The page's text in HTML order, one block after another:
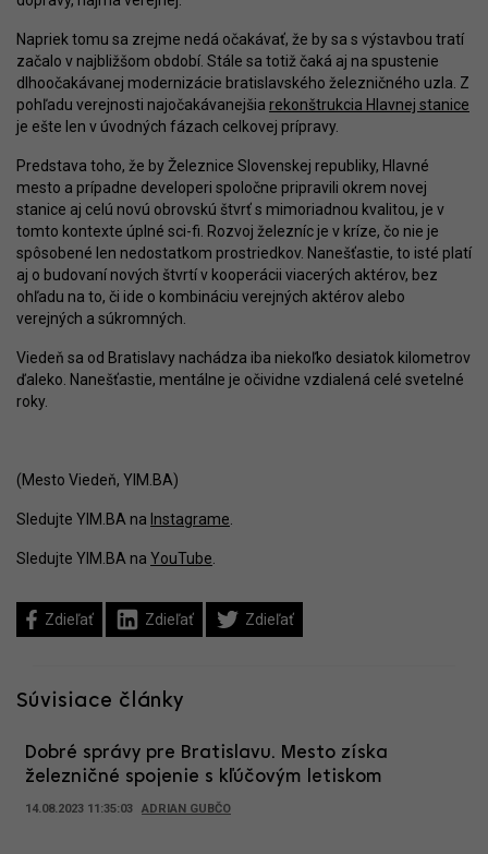
Napriek tomu sa zrejme nedá očakávať, že by sa s výstavbou tratí
začalo v najbližšom období. Stále sa totiž čaká aj na spustenie
dlhoočakávanej modernizácie bratislavského železničného uzla. Z
pohľadu verejnosti najočakávanejšia rekonštrukcia Hlavnej stanice
je ešte len v úvodných fázach celkovej prípravy.
Predstava toho, že by Železnice Slovenskej republiky, Hlavné
mesto a prípadne developeri spoločne pripravili okrem novej
stanice aj celú novú obrovskú štvrť s mimoriadnou kvalitou, je v
tomto kontexte úplné sci-fi. Rozvoj železníc je v kríze, čo nie je
spôsobené len nedostatkom prostriedkov. Nanešťastie, to isté platí
aj o budovaní nových štvrtí v kooperácii viacerých aktérov, bez
ohľadu na to, či ide o kombináciu verejných aktérov alebo
verejných a súkromných.
Viedeň sa od Bratislavy nachádza iba niekoľko desiatok kilometrov
ďaleko. Nanešťastie, mentálne je očividne vzdialená celé svetelné
roky.
(Mesto Viedeň, YIM.BA)
Sledujte YIM.BA na Instagrame.
Sledujte YIM.BA na YouTube.
Zdieľať Zdieľať Zdieľať
Súvisiace články
Dobré správy pre Bratislavu. Mesto získa
železničné spojenie s kľúčovým letiskom
14.08.2023 11:35:03 ADRIAN GUBČO